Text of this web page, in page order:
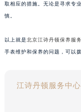
取相应的措施。无论是寻求专
慎。
以上就是北京江诗丹顿保养服
手表维护和保养的问题，可以
江诗丹顿服务中心